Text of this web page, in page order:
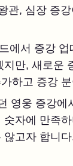
관, 심장 증
에서 증강
만, 새로운
하고 증강
영웅 증강
자에 만족
않고자 합니